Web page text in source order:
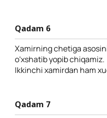
Qadam 6
Xamirning chetiga
o'xshatib yopib chiqamiz.
Ikkinchi xamirdan ham
Qadam 7